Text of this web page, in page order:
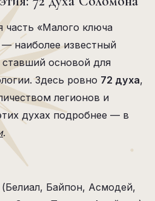
часть «Малого ключа
наиболее известный
основой для
Здесь ровно 72 духа,
легионов и
духах подробнее — в
.
Байпон, Асмодей,